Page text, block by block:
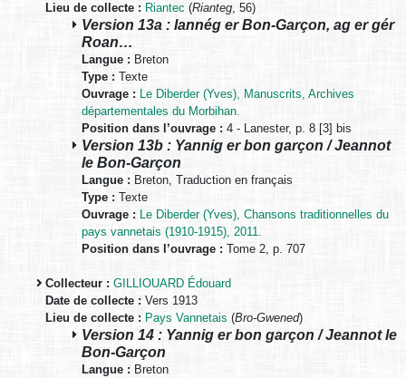
Lieu de collecte : Riantec (Rianteg, 56)
Version 13a : Iannég er Bon-Garçon, ag er gér
Roan…
Langue : Breton
Type : Texte
Ouvrage : Le Diberder (Yves), Manuscrits, Archives
départementales du Morbihan.
Position dans l’ouvrage : 4 - Lanester, p. 8 [3] bis
Version 13b : Yannig er bon garçon / Jeannot
le Bon-Garçon
Langue : Breton, Traduction en français
Type : Texte
Ouvrage : Le Diberder (Yves), Chansons traditionnelles du
pays vannetais (1910-1915), 2011.
Position dans l’ouvrage : Tome 2, p. 707
Collecteur : GILLIOUARD Édouard
Date de collecte : Vers 1913
Lieu de collecte : Pays Vannetais (Bro-Gwened)
Version 14 : Yannig er bon garçon / Jeannot le
Bon-Garçon
Langue : Breton